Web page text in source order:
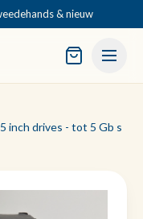
& nieuw
inch drives - tot 5 Gb s